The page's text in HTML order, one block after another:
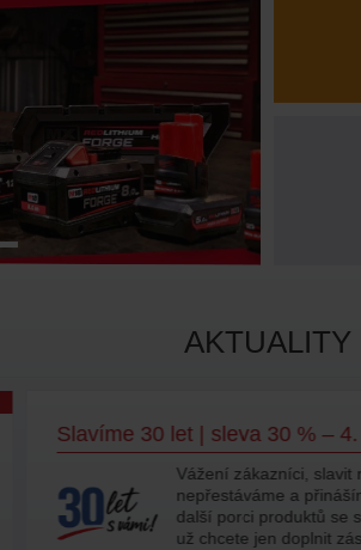
AKTUALITY
Slavíme 30 let | sleva 30 % – 4.
Vážení zákazníci, slavit
nepřestáváme a
další porci produktů se
už chcete jen doplnit